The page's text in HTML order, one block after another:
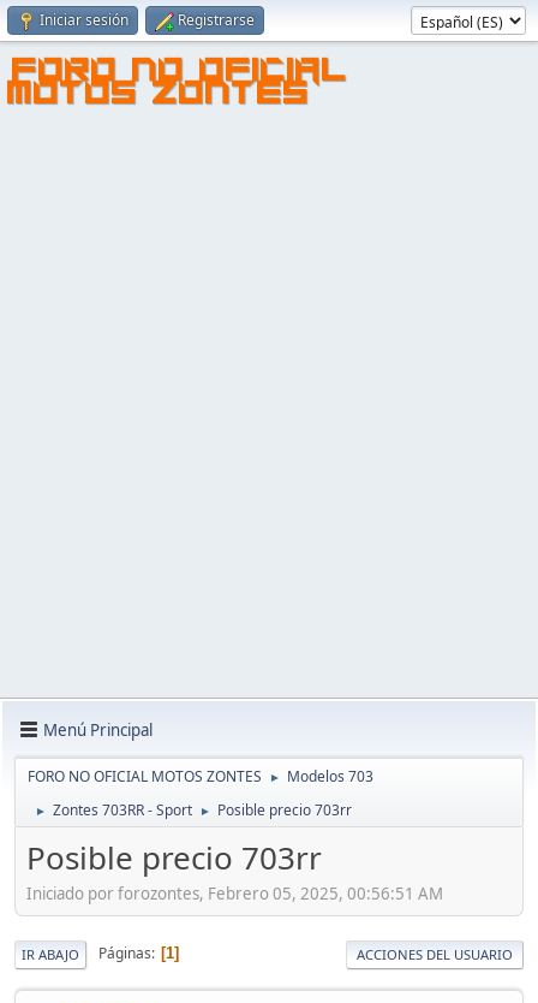
Iniciar sesión Registrarse
FORO NO OFICIAL
MOTOS ZONTES
Menú Principal
FORO NO OFICIAL MOTOS ZONTES ► Modelos 703
► Zontes 703RR - Sport ► Posible precio 703rr
Posible precio 703rr
Iniciado por forozontes, Febrero 05, 2025, 00:56:51 AM
IR ABAJO Páginas 1 ACCIONES DEL USUARIO